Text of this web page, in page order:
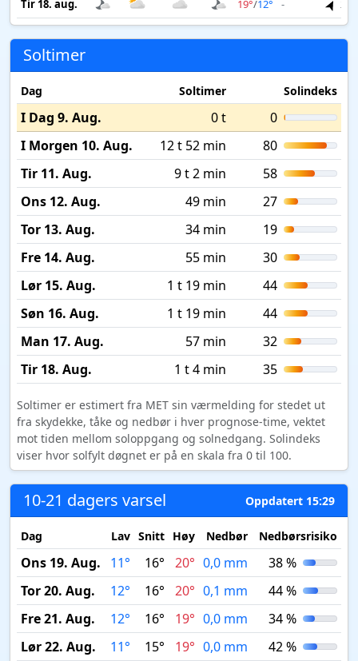
Tir 18. aug.
19°/12° - 2
Soltimer
Dag Soltimer Solindeks
I Dag 9. Aug. 0 t
0
I Morgen 10. Aug.
12 t 52 min
80
Tir 11. Aug.
9 t 2 min
58
Ons 12. Aug.
49 min
27
Tor 13. Aug.
34 min
19
Fre 14. Aug.
55 min
30
Lør 15. Aug.
1 t 19 min
44
Søn 16. Aug.
1 t 19 min
44
Man 17. Aug.
57 min
32
Tir 18. Aug.
1 t 4 min 35
Soltimer er estimert fra MET sin værmelding for stedet ut
fra skydekke, tåke og nedbør i hver prognose-time, vektet
mot tiden mellom soloppgang og solnedgang. Solindeks
viser hvor solfylt døgnet er på en skala fra 0 til 100.
10-21 dagers varsel Oppdatert 15:29
Dag Lav Snitt Høy Nedbør Nedbørsrisiko
Ons 19. Aug. 11° 16° 20° 0,0 mm
38 %
Tor 20. Aug.
12° 16° 20° 0,1 mm
44 %
Fre 21. Aug.
12° 16° 19° 0,0 mm
34 %
Lør 22. Aug.
11° 15° 19° 0,0 mm 42 %